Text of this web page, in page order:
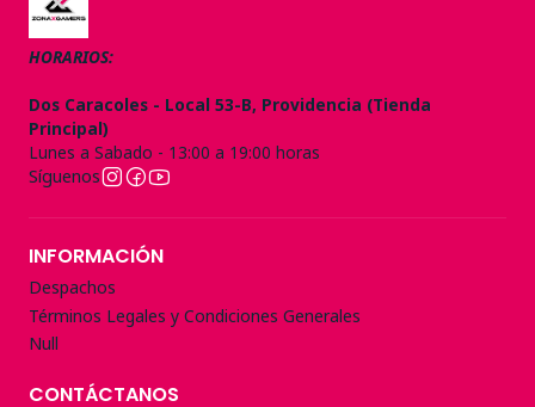
HORARIOS:
Dos Caracoles - Local 53-B, Providencia (Tienda
Principal)
Lunes a Sabado - 13:00 a 19:00 horas
Síguenos
INFORMACIÓN
Despachos
Términos Legales y Condiciones Generales
Null
CONTÁCTANOS